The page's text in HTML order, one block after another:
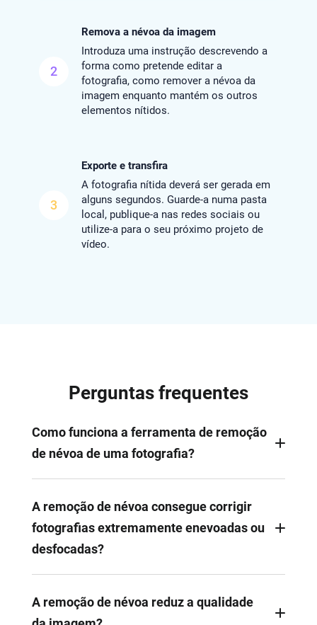
2
Remova a névoa da imagem
Introduza uma instrução descrevendo a
forma como pretende editar a
fotografia, como remover a névoa da
imagem enquanto mantém os outros
elementos nítidos.
3
Exporte e transfira
A fotografia nítida deverá ser gerada em
alguns segundos. Guarde-a numa pasta
local, publique-a nas redes sociais ou
utilize-a para o seu próximo projeto de
vídeo.
Perguntas frequentes
Como funciona a ferramenta de remoção
de névoa de uma fotografia?
difusão da luz e as áreas de baixo contraste numa
fotografia e, em seguida, recupera os detalhes
perdidos através do ajuste do contraste, saturação
automaticamente, graças à poderosa IA.
A remoção de névoa consegue corrigir
fotografias extremamente enevoadas ou
desfocadas?
melhorar significativamente imagens com muita
névoa. No entanto, ao restaurar elementos por trás
A remoção de névoa reduz a qualidade